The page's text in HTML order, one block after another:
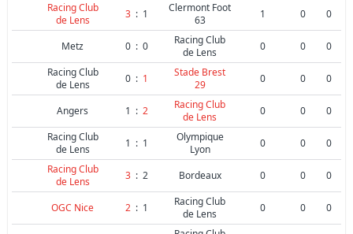
Racing Club
de Lens
3 : 1
Clermont Foot
63
1 0 0
Metz 0 : 0
Racing Club
de Lens
0 0
0
Racing Club
de Lens
0 : 1
Stade Brest
29
0 0 0
Angers 1 : 2
Racing Club
de Lens
0 0
0
Racing Club
de Lens
1 : 1
Olympique
Lyon
0 0
0
Racing Club
de Lens
3 : 2 Bordeaux 0 0 0
OGC Nice 2 : 1
Racing Club
de Lens
0 0 0